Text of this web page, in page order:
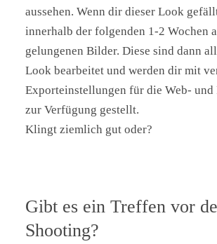
der Kamera zu stehen. Letztlich
nur eins sondern drei Shootings bei
ich für meine Arbeit viele aktuelle
benötige. Diese nutze ich jetzt auf
Websites und bei Social Media.
Sarah's Website
Gibt es ein Treffen vor
Shooting?
aussehen. Wenn dir dieser Look
innerhalb der folgenden 1-2 Wochen
gelungenen Bilder. Diese sind dann
Look bearbeitet und werden dir mit
Exporteinstellungen für die Web- und
zur Verfügung gestellt.
Klingt ziemlich gut oder?